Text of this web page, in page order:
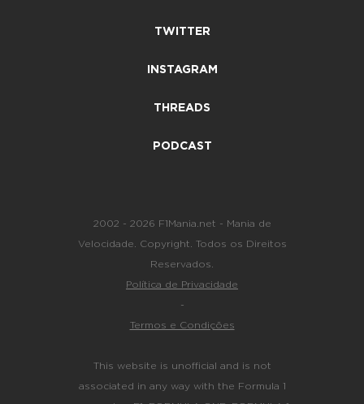
TWITTER
INSTAGRAM
THREADS
PODCAST
2002 - 2026 F1Mania.net - Mania de
Velocidade. Copyright. Todos os Direitos
Reservados.
Política de Privacidade
-
Termos e Condições
This website is unofficial and is not
associated in any way with the Formula 1